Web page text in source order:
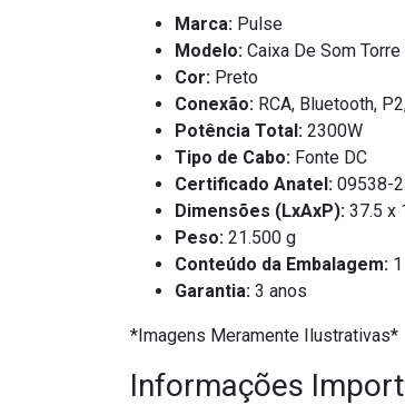
Marca: Pulse
Modelo: Caixa De Som
Cor: Preto
Conexão: RCA, Bluetooth,
Potência Total: 2300W
Tipo de Cabo: Fonte DC
Certificado Anatel: 09538-
Dimensões (LxAxP): 37.5 x
Peso: 21.500 g
Conteúdo da Embalagem:
Garantia: 3 anos
*Imagens Meramente Ilustrativas*
Informações